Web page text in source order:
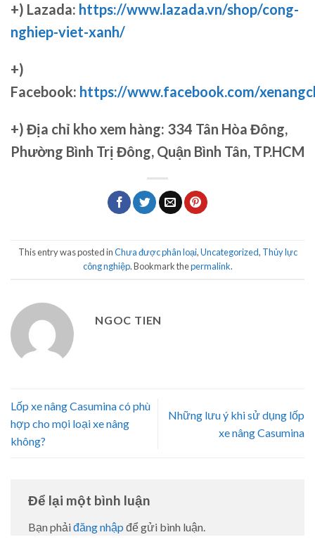
+) Lazada: https://www.lazada.vn/shop/cong-
nghiep-viet-xanh/
+)
Facebook: https://www.facebook.com/
+) Địa chỉ kho xem hàng: 334 Tân Hòa Đông,
Phường Bình Trị Đông, Quận Bình Tân, TP.HCM
This entry was posted inChưa được phân loại,Uncategorized, Thủy lực
công nghiệp. Bookmark thepermalink.
NGOC TIEN
Lốp xe nâng Casumina có phù
hợp cho mọi loại xe nâng
không?
Những lưu ý khi sử dụng lốp
xe nâng Casumina
Để lại một bình luận
Bạn phải đăng nhập để gửi bình luận.